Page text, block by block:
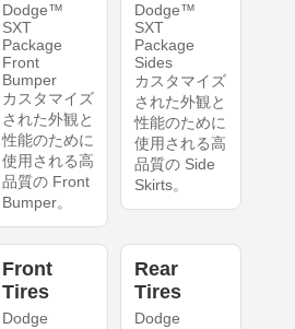
Dodge™
SXT
Package
Front
Bumper
カスタマイズ
された外観と
性能のために
使用される高
品質の Front
Bumper。
Dodge™
SXT
Package
Sides
カスタマイズ
された外観と
性能のために
使用される高
品質の Side
Skirts。
Front
Tires
Dodge
Rear
Tires
Dodge